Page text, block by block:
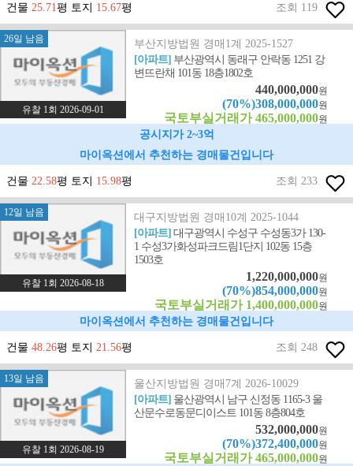
건물 25.71평 토지 15.67평 조회 119
26일 남음
유찰 1회 2026-09-01
부산지방법원 경매1계 2025-1527
[아파트] 부산광역시 동래구 안락동 1251 강
변뜨란채 101동 18층1802호
440,000,000원
(70%)308,000,000원
국토부실거래가 465,000,000원
공시지가 2~3억
마이옥션에서 추천하는 경매물건입니다
건물 22.58평 토지 15.98평 조회 233
12일 남음
유찰 1회 2026-08-18
대구지방법원 경매10계 2025-1044
[아파트]대구광역시 수성구 수성동3가 130-
1 수성3가화성파크드림1단지 102동 15층
1503호
1,220,000,000원
(70%)854,000,000원
국토부실거래가 1,400,000,000원
마이옥션에서 추천하는 경매물건입니다
건물 48.26평 토지 21.56평 조회 248
13일 남음
유찰 1회 2026-08-19
울산지방법원 경매7계 2026-10029
[아파트] 울산광역시 남구 신정동 1165-3 울
산문수로동문디이스트 101동 8층804호
532,000,000원
(70%)372,400,000원
국토부실거래가 465,000,000원